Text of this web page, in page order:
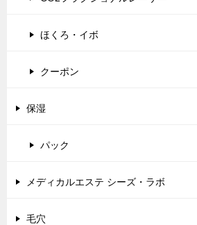
ほくろ・イボ
クーポン
保湿
パック
メディカルエステ シーズ・ラボ
毛穴